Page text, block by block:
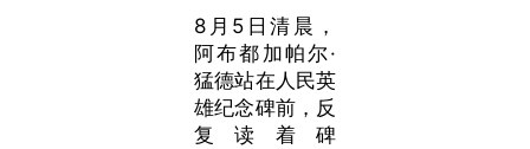
8月5日清晨，
阿布都加帕尔·
猛德站在人民英
雄纪念碑前，反
复读着碑